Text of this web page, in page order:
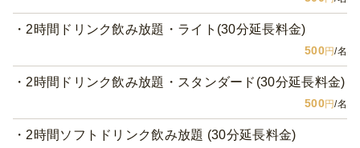
2時間ドリンク飲み放題・ライト(30分延長料金)
500円/名
2時間ドリンク飲み放題・スタンダード(30分延長料金)
500円/名
2時間ソフトドリンク飲み放題 (30分延長料金)